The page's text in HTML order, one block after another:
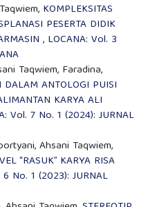
KOMPLEKSITAS
PESERTA DIDIK
, LOCANA: Vol. 3
Taqwiem, Faradina,
ANTOLOGI PUISI
KARYA ALI
Vol. 7 No. 1 (2024): JURNAL
Ahsani Taqwiem,
“RASUK” KARYA RISA
No. 1 (2023): JURNAL